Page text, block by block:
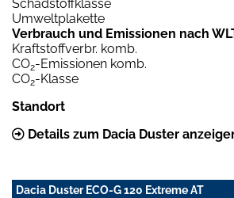
Schadstoffklasse
Umweltplakette
Verbrauch und Emissionen nach
Kraftstoffverbr. komb.
CO2-Emissionen komb.
CO2-Klasse
Standort
Details zum Dacia Duster
Dacia Duster ECO-G 120 Extreme AT